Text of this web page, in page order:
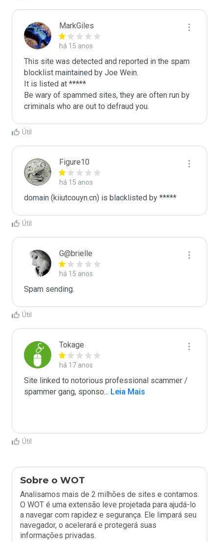
MarkGiles
há 15 anos
This site was detected and reported in the spam
blocklist maintained by Joe Wein.
It is listed at *****
Be wary of spammed sites, they are often run by
criminals who are out to defraud you.
Útil
Figure10
há 15 anos
domain (kiiutcouyn.cn) is blacklisted by *****
Útil
G@brielle
há 15 anos
Spam sending.
Útil
Tokage
há 17 anos
Site linked to notorious professional scammer /
spammer gang, sponso... Leia Mais
Útil
Sobre o WOT
Analisamos mais de 2 milhões de sites e contamos.
O WOT é uma extensão leve projetada para ajudá-lo
a navegar com rapidez e segurança. Ele limpará seu
navegador, o acelerará e protegerá suas
informações privadas.